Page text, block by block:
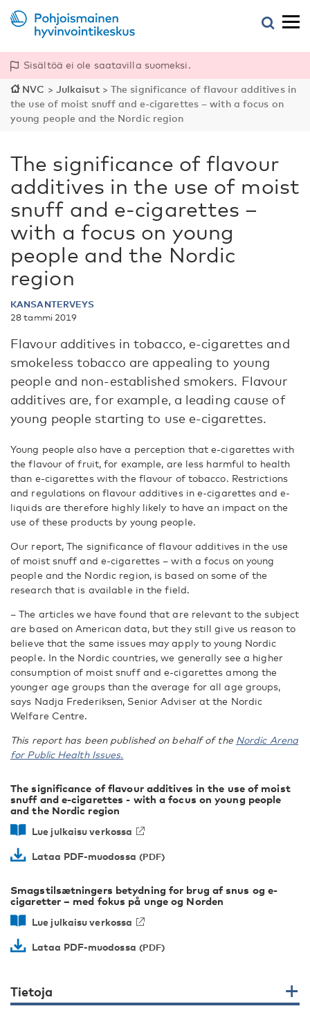
Sisältöä ei ole saatavilla suomeksi.
NVC > Julkaisut> The significance of flavour additives in
the use of moist snuff and e-cigarettes – with a focus on
young people and the Nordic region
The significance of flavour
additives in the use of moist
snuff and e-cigarettes –
with a focus on young
people and the Nordic
region
KANSANTERVEYS
28 tammi 2019
Flavour additives in tobacco, e-cigarettes and
smokeless tobacco are appealing to young
people and non-established smokers. Flavour
additives are, for example, a leading cause of
young people starting to use e-cigarettes.
Young people also have a perception that e-cigarettes with
the flavour of fruit, for example, are less harmful to health
than e-cigarettes with the flavour of tobacco. Restrictions
and regulations on flavour additives in e-cigarettes and e-
liquids are therefore highly likely to have an impact on the
use of these products by young people.
Our report, The significance of flavour additives in the use
of moist snuff and e-cigarettes – with a focus on young
people and the Nordic region, is based on some of the
research that is available in the field.
– The articles we have found that are relevant to the subject
are based on American data, but they still give us reason to
believe that the same issues may apply to young Nordic
people. In the Nordic countries, we generally see a higher
consumption of moist snuff and e-cigarettes among the
younger age groups than the average for all age groups,
says Nadja Frederiksen, Senior Adviser at the Nordic
Welfare Centre.
This report has been published on behalf of the Nordic Arena
for Public Health Issues.
The significance of flavour additives in the use of moist
snuff and e-cigarettes - with a focus on young people
and the Nordic region
Lue julkaisu verkossa
Lataa PDF-muodossa
Smagstilsætningers betydning for brug af snus og e-
cigaretter – med fokus på unge og Norden
Lue julkaisu verkossa
Lataa PDF-muodossa
Tietoja